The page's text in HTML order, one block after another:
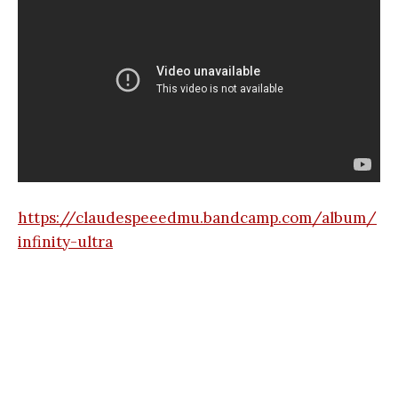
https://claudespeeedmu.bandcamp.com/album/
infinity-ultra